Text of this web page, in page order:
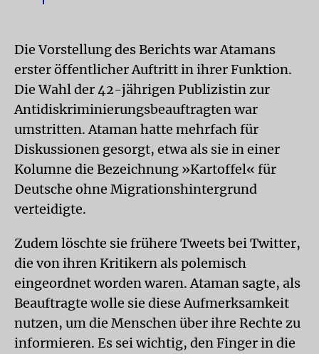
Die Vorstellung des Berichts war Atamans
erster öffentlicher Auftritt in ihrer Funktion.
Die Wahl der 42-jährigen Publizistin zur
Antidiskriminierungsbeauftragten war
umstritten. Ataman hatte mehrfach für
Diskussionen gesorgt, etwa als sie in einer
Kolumne die Bezeichnung »Kartoffel« für
Deutsche ohne Migrationshintergrund
verteidigte.
Zudem löschte sie frühere Tweets bei Twitter,
die von ihren Kritikern als polemisch
eingeordnet worden waren. Ataman sagte, als
Beauftragte wolle sie diese Aufmerksamkeit
nutzen, um die Menschen über ihre Rechte zu
informieren. Es sei wichtig, den Finger in die